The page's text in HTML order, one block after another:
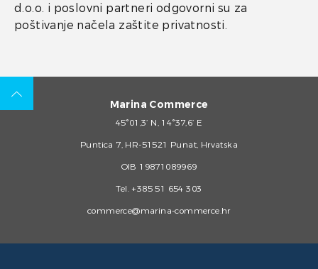
d.o.o. i poslovni partneri odgovorni su za
poštivanje načela zaštite privatnosti.
Marina Commerce
45°01,3’ N, 14°37,6’ E
Puntica 7, HR-51521 Punat, Hrvatska
OIB 19871089969
Tel. +385 51 654 303
commerce@marina-commerce.hr